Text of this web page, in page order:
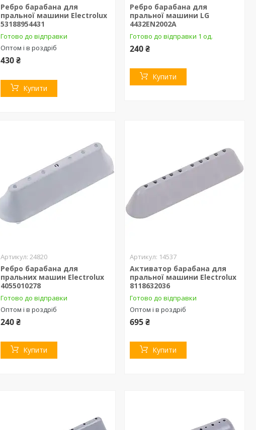
Ребро барабана для
пральної машини Electrolux
53188954431
Готово до відправки
Оптом і в роздріб
430 ₴
Купити
Ребро барабана для
пральної машини LG
4432EN2002A
Готово до відправки 1 од.
240 ₴
Купити
24820
Ребро барабана для
пральних машин Electrolux
4055010278
Готово до відправки
Оптом і в роздріб
240 ₴
Купити
14537
Активатор барабана для
пральної машини Electrolux
8118632036
Готово до відправки
Оптом і в роздріб
695 ₴
Купити